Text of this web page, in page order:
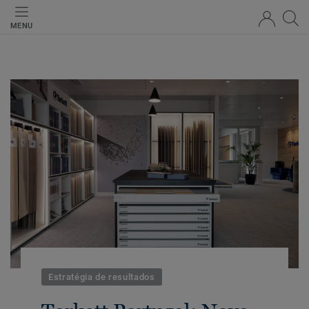
MENU
Estratégia de resultados